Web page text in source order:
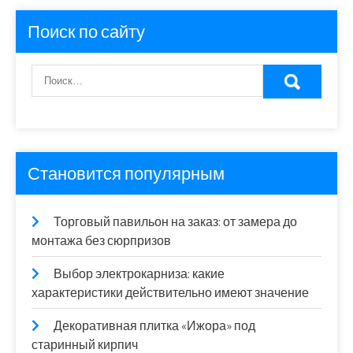
Поиск по сайту
Становится популярным
Торговый павильон на заказ: от замера до
монтажа без сюрпризов
Выбор электрокарниза: какие
характеристики действительно имеют значение
Декоративная плитка «Ижора» под
старинный кирпич